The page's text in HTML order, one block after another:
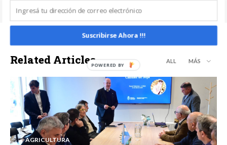
Related Articles ALL MÁS
AGRICULTURA
Suscribirse Ahora !!!